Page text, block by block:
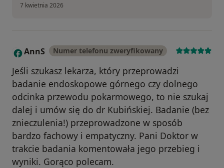
7 kwietnia 2026
A AnnS Numer telefonu zweryfikowany
Jeśli szukasz lekarza, który przeprowadzi
badanie endoskopowe górnego czy dolnego
odcinka przewodu pokarmowego, to nie szukaj
dalej i umów się do dr Kubińskiej. Badanie (bez
znieczulenia!) przeprowadzone w sposób
bardzo fachowy i empatyczny. Pani Doktor w
trakcie badania komentowała jego przebieg i
wyniki. Gorąco polecam.